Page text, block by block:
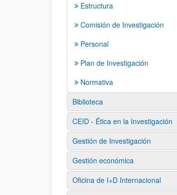
Estructura
Comisión de Investigación
Personal
Plan de Investigación
Normativa
Biblioteca
CEID - Ética en la Investigación
Gestión de Investigación
Gestión económica
Oficina de I+D Internacional